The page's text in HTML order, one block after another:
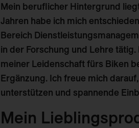
Mein beruflicher Hintergrund
Jahren habe ich mich
Bereich
in der Forschung und Lehre
meiner Leidenschaft fürs Biken
Ergänzung. Ich freue mich
unterstützen und spannende
Mein